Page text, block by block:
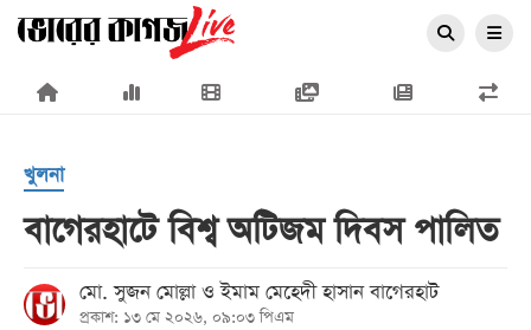
×
প্রচ্ছদ
খুলনা
বাগেরহাটে বিশ্ব অটিজম দিবস পালিত
মো. সুজন মোল্লা ও ইমাম মেহেদী হাসান বাগেরহাট
প্রকাশ: ১৩ মে ২০২৬, ০৯:০৩ পিএম